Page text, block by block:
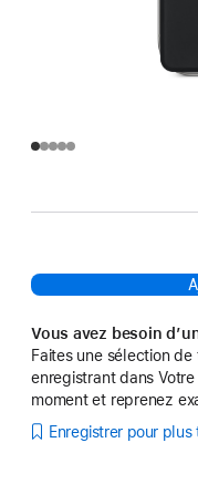
Vous avez besoin
Faites une sélection
enregistrant dans
moment et reprenez
Enregistrer pour plus